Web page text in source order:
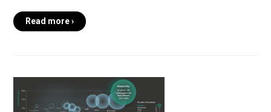
Read more ›